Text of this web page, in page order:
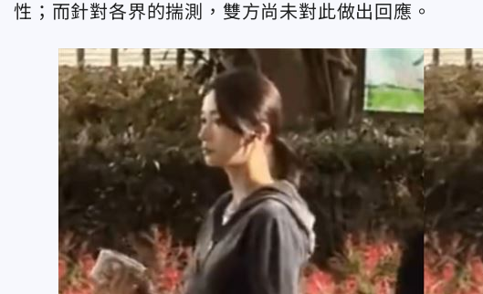
性；而針對各界的揣測，雙方尚未對此做出回應。